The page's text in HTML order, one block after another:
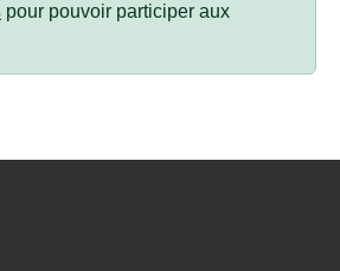
pour pouvoir participer aux